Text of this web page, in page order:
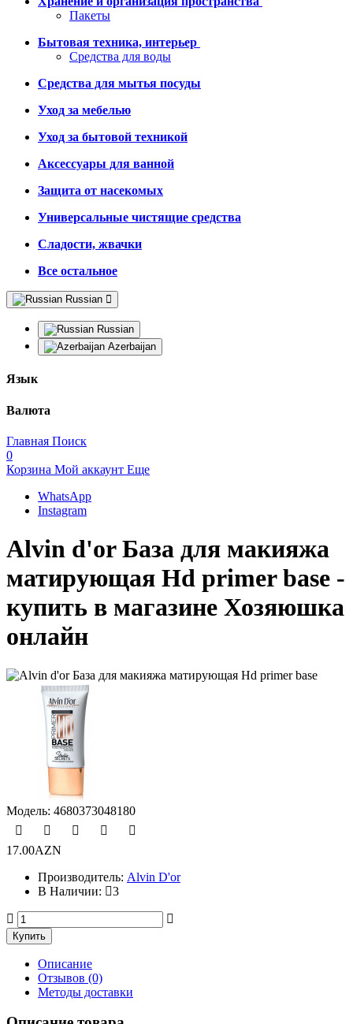
Пакеты
Бытовая техника, интерьер
Средства для воды
Средства для мытья посуды
Уход за мебелью
Уход за бытовой техникой
Аксессуары для ванной
Защита от насекомых
Универсальные чистящие средства
Сладости, жвачки
Все остальное
Russian
Russian
Azerbaijan
Язык
Валюта
Главная Поиск
0
Корзина Мой аккаунт Еще
WhatsApp
Instagram
Alvin d'or База для макияжа
матирующая Hd primer base -
купить в магазине Хозяюшка
онлайн
Модель: 4680373048180
17.00AZN
Производитель: Alvin D'or
В Наличии:
3
Описание
Отзывов (0)
Методы доставки